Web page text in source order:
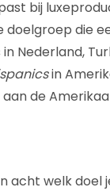
bij
doelgroep die
Nederland,
in
de
acht welk doel